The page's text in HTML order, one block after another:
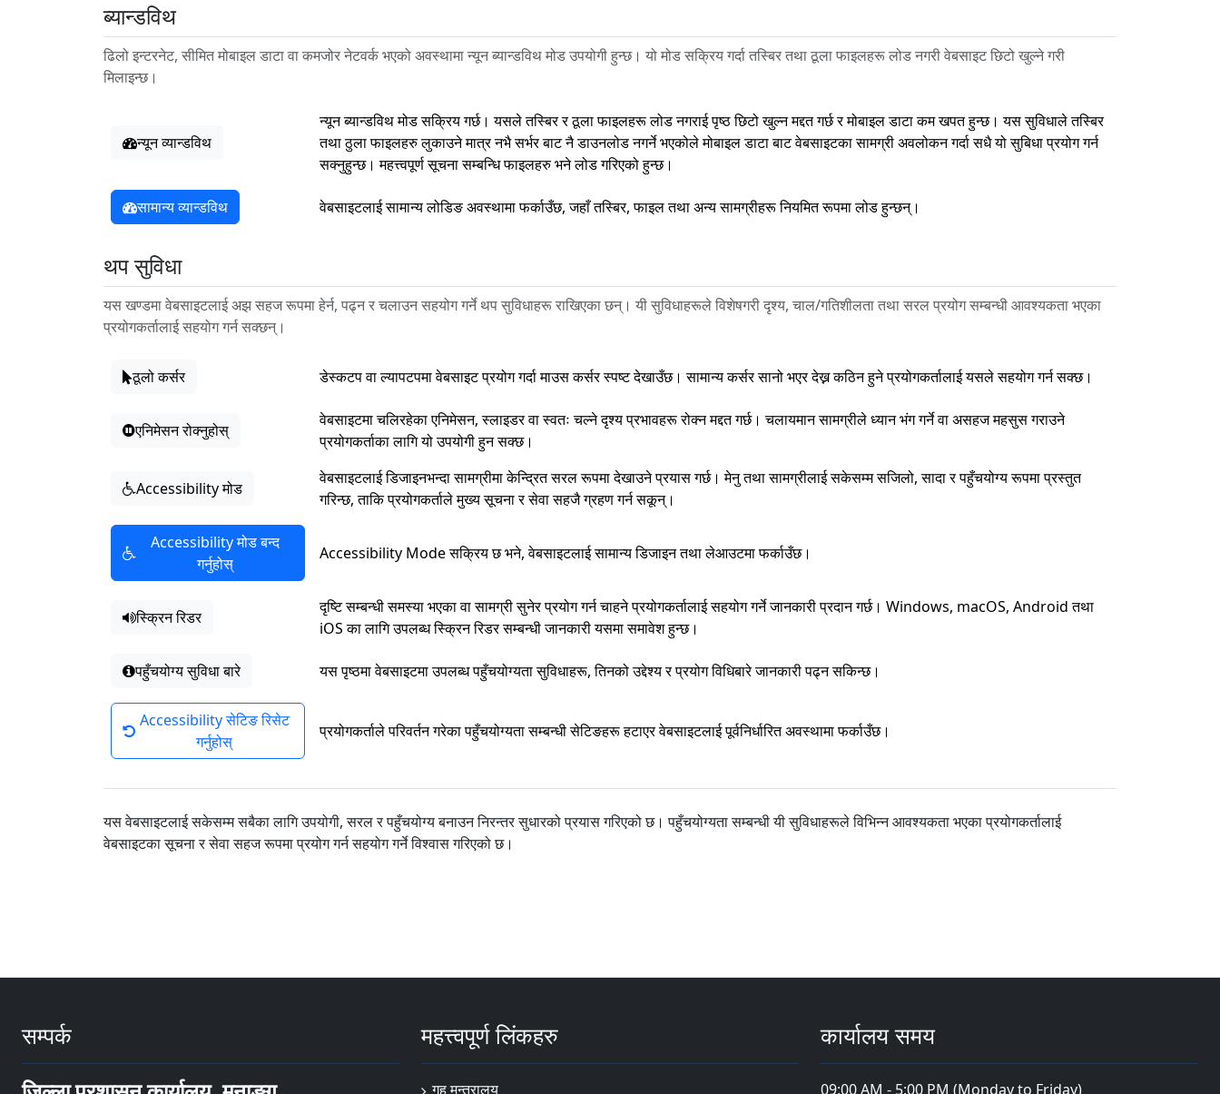
ब्यान्डविथ
ढिलो इन्टरनेट, सीमित मोबाइल डाटा वा कमजोर नेटवर्क भएको अवस्थामा न्यून ब्यान्डविथ मोड उपयोगी हुन्छ। यो मोड सक्रिय गर्दा तस्बिर तथा ठूला फाइलहरू लोड नगरी वेबसाइट छिटो खुल्ने गरी
मिलाइन्छ।
न्यून व्यान्डविथ
न्यून ब्यान्डविथ मोड सक्रिय गर्छ। यसले तस्बिर र ठूला फाइलहरू लोड नगराई पृष्ठ छिटो खुल्न मद्दत गर्छ र मोबाइल डाटा कम खपत हुन्छ। यस सुविधाले तस्बिर
तथा ठुला फाइलहरु लुकाउने मात्र नभै सर्भर बाट नै डाउनलोड नगर्ने भएकोले मोबाइल डाटा बाट वेबसाइटका सामग्री अवलोकन गर्दा सधै यो सुबिधा प्रयोग गर्न
सक्नुहुन्छ। महत्त्वपूर्ण सूचना सम्बन्धि फाइलहरु भने लोड गरिएको हुन्छ।
सामान्य व्यान्डविथ वेबसाइटलाई सामान्य लोडिङ अवस्थामा फर्काउँछ, जहाँ तस्बिर, फाइल तथा अन्य सामग्रीहरू नियमित रूपमा लोड हुन्छन्।
थप सुविधा
यस खण्डमा वेबसाइटलाई अझ सहज रूपमा हेर्न, पढ्न र चलाउन सहयोग गर्ने थप सुविधाहरू राखिएका छन्। यी सुविधाहरूले विशेषगरी दृश्य, चाल/गतिशीलता तथा सरल प्रयोग सम्बन्धी आवश्यकता भएका
प्रयोगकर्तालाई सहयोग गर्न सक्छन्।
ठूलो कर्सर डेस्कटप वा ल्यापटपमा वेबसाइट प्रयोग गर्दा माउस कर्सर स्पष्ट देखाउँछ। सामान्य कर्सर सानो भएर देख्न कठिन हुने प्रयोगकर्तालाई यसले सहयोग गर्न सक्छ।
एनिमेसन रोक्नुहोस्
वेबसाइटमा चलिरहेका एनिमेसन, स्लाइडर वा स्वतः चल्ने दृश्य प्रभावहरू रोक्न मद्दत गर्छ। चलायमान सामग्रीले ध्यान भंग गर्ने वा असहज महसुस गराउने
प्रयोगकर्ताका लागि यो उपयोगी हुन सक्छ।
Accessibility मोड
वेबसाइटलाई डिजाइनभन्दा सामग्रीमा केन्द्रित सरल रूपमा देखाउने प्रयास गर्छ। मेनु तथा सामग्रीलाई सकेसम्म सजिलो, सादा र पहुँचयोग्य रूपमा प्रस्तुत
गरिन्छ, ताकि प्रयोगकर्ताले मुख्य सूचना र सेवा सहजै ग्रहण गर्न सकून्।
Accessibility मोड बन्द
गर्नुहोस्
Accessibility Mode सक्रिय छ भने, वेबसाइटलाई सामान्य डिजाइन तथा लेआउटमा फर्काउँछ।
स्क्रिन रिडर
दृष्टि सम्बन्धी समस्या भएका वा सामग्री सुनेर प्रयोग गर्न चाहने प्रयोगकर्तालाई सहयोग गर्ने जानकारी प्रदान गर्छ। Windows, macOS, Android तथा
iOS का लागि उपलब्ध स्क्रिन रिडर सम्बन्धी जानकारी यसमा समावेश हुन्छ।
पहुँचयोग्य सुविधा बारे यस पृष्ठमा वेबसाइटमा उपलब्ध पहुँचयोग्यता सुविधाहरू, तिनको उद्देश्य र प्रयोग विधिबारे जानकारी पढ्न सकिन्छ।
Accessibility सेटिङ रिसेट
गर्नुहोस्
प्रयोगकर्ताले परिवर्तन गरेका पहुँचयोग्यता सम्बन्धी सेटिङहरू हटाएर वेबसाइटलाई पूर्वनिर्धारित अवस्थामा फर्काउँछ।
यस वेबसाइटलाई सकेसम्म सबैका लागि उपयोगी, सरल र पहुँचयोग्य बनाउन निरन्तर सुधारको प्रयास गरिएको छ। पहुँचयोग्यता सम्बन्धी यी सुविधाहरूले विभिन्न आवश्यकता भएका प्रयोगकर्तालाई
वेबसाइटका सूचना र सेवा सहज रूपमा प्रयोग गर्न सहयोग गर्ने विश्वास गरिएको छ।
सम्पर्क महत्त्वपूर्ण लिंकहरु
गृह मन्त्रालय
कार्यालय समय
09:00 AM - 5:00 PM (Monday to Friday)